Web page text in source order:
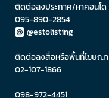
ติดต่อลงประกาศ/หาคอนโด
095-890-2854
@estolisting
ติดต่อลงสื่อหรือพื้นที่โฆษณา
02-107-1866
098-972-4451